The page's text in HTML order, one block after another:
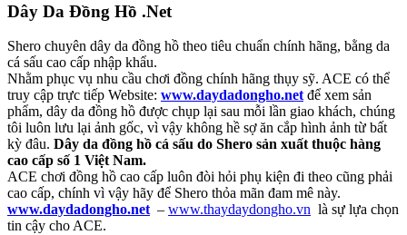
Dây Da Đồng Hồ .Net
Shero chuyên dây da đồng hồ theo tiêu chuẩn chính hãng, bằng da
cá sấu cao cấp nhập khẩu.
Nhằm phục vụ nhu cầu chơi đồng chính hãng thụy sỹ. ACE có thể
truy cập trực tiếp Website: www.daydadongho.net để xem sản
phẩm, dây da đồng hồ được chụp lại sau mỗi lần giao khách, chúng
tôi luôn lưu lại ảnh gốc, vì vậy không hề sợ ăn cắp hình ảnh từ bất
kỳ đâu. Dây da đồng hồ cá sấu do Shero sản xuất thuộc hàng
cao cấp số 1 Việt Nam.
ACE chơi đồng hồ cao cấp luôn đòi hỏi phụ kiện đi theo cũng phải
cao cấp, chính vì vậy hãy để Shero thỏa mãn đam mê này.
www.daydadongho.net – www.thaydaydongho.vn là sự lựa chọn
tin cậy cho ACE.